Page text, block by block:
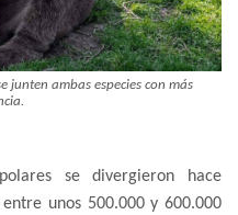
junten ambas especies con más
se divergieron hace
unos 500.000 y 600.000